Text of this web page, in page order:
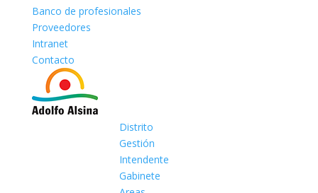
Banco de profesionales
Proveedores
Intranet
Contacto
Distrito
Gestión
Intendente
Gabinete